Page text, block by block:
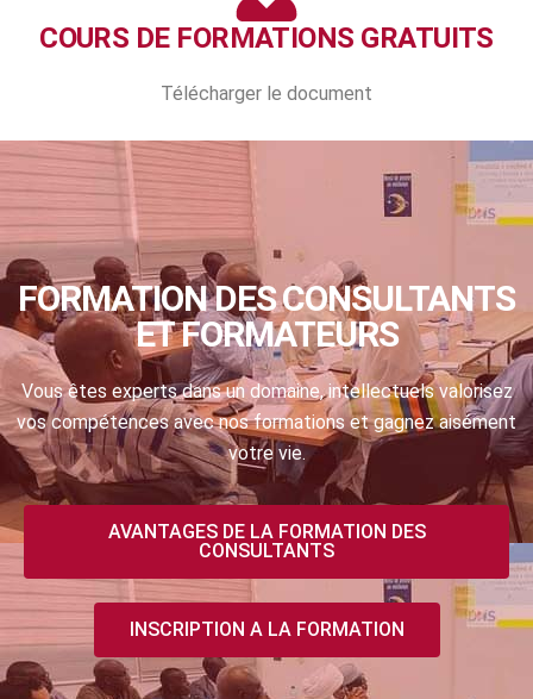
COURS DE FORMATIONS GRATUITS
Télécharger le document
FORMATION DES CONSULTANTS
ET FORMATEURS
Vous êtes experts dans un domaine, intellectuels valorisez
vos compétences avec nos formations et gagnez aisément
votre vie.
AVANTAGES DE LA FORMATION DES
CONSULTANTS
INSCRIPTION A LA FORMATION